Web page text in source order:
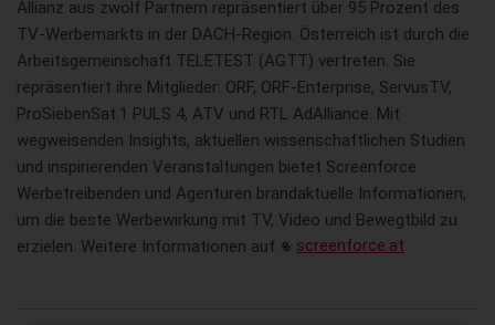
Allianz aus zwölf Partnern repräsentiert über 95 Prozent des
TV-Werbemarkts in der DACH-Region. Österreich ist durch die
Arbeitsgemeinschaft TELETEST (AGTT) vertreten. Sie
repräsentiert ihre Mitglieder: ORF, ORF-Enterprise, ServusTV,
ProSiebenSat.1 PULS 4, ATV und RTL AdAlliance. Mit
wegweisenden Insights, aktuellen wissenschaftlichen Studien
und inspirierenden Veranstaltungen bietet Screenforce
Werbetreibenden und Agenturen brandaktuelle Informationen,
um die beste Werbewirkung mit TV, Video und Bewegtbild zu
erzielen. Weitere Informationen auf
screenforce.at